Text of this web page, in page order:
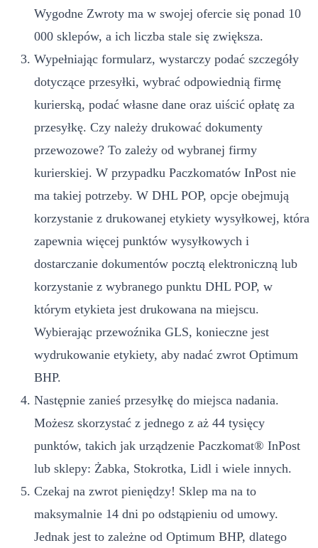
Wygodne Zwroty ma w swojej ofercie się ponad 10
000 sklepów, a ich liczba stale się zwiększa.
Wypełniając formularz, wystarczy podać szczegóły
dotyczące przesyłki, wybrać odpowiednią firmę
kurierską, podać własne dane oraz uiścić opłatę za
przesyłkę. Czy należy drukować dokumenty
przewozowe? To zależy od wybranej firmy
kurierskiej. W przypadku Paczkomatów InPost nie
ma takiej potrzeby. W DHL POP, opcje obejmują
korzystanie z drukowanej etykiety wysyłkowej, która
zapewnia więcej punktów wysyłkowych i
dostarczanie dokumentów pocztą elektroniczną lub
korzystanie z wybranego punktu DHL POP, w
którym etykieta jest drukowana na miejscu.
Wybierając przewoźnika GLS, konieczne jest
wydrukowanie etykiety, aby nadać zwrot Optimum
BHP.
Następnie zanieś przesyłkę do miejsca nadania.
Możesz skorzystać z jednego z aż 44 tysięcy
punktów, takich jak urządzenie Paczkomat® InPost
lub sklepy: Żabka, Stokrotka, Lidl i wiele innych.
Czekaj na zwrot pieniędzy! Sklep ma na to
maksymalnie 14 dni po odstąpieniu od umowy.
Jednak jest to zależne od Optimum BHP, dlatego